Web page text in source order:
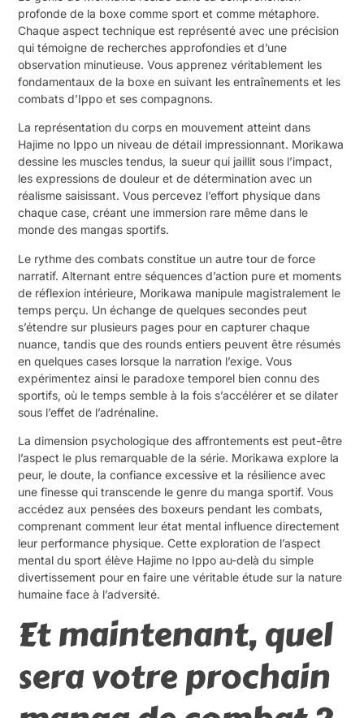
profonde de la boxe comme sport et comme métaphore.
Chaque aspect technique est représenté avec une précision
qui témoigne de recherches approfondies et d’une
observation minutieuse. Vous apprenez véritablement les
fondamentaux de la boxe en suivant les entraînements et les
combats d’Ippo et ses compagnons.
La représentation du corps en mouvement atteint dans
Hajime no Ippo un niveau de détail impressionnant. Morikawa
dessine les muscles tendus, la sueur qui jaillit sous l’impact,
les expressions de douleur et de détermination avec un
réalisme saisissant. Vous percevez l’effort physique dans
chaque case, créant une immersion rare même dans le
monde des mangas sportifs.
Le rythme des combats constitue un autre tour de force
narratif. Alternant entre séquences d’action pure et moments
de réflexion intérieure, Morikawa manipule magistralement le
temps perçu. Un échange de quelques secondes peut
s’étendre sur plusieurs pages pour en capturer chaque
nuance, tandis que des rounds entiers peuvent être résumés
en quelques cases lorsque la narration l’exige. Vous
expérimentez ainsi le paradoxe temporel bien connu des
sportifs, où le temps semble à la fois s’accélérer et se dilater
sous l’effet de l’adrénaline.
La dimension psychologique des affrontements est peut-être
l’aspect le plus remarquable de la série. Morikawa explore la
peur, le doute, la confiance excessive et la résilience avec
une finesse qui transcende le genre du manga sportif. Vous
accédez aux pensées des boxeurs pendant les combats,
comprenant comment leur état mental influence directement
leur performance physique. Cette exploration de l’aspect
mental du sport élève Hajime no Ippo au-delà du simple
divertissement pour en faire une véritable étude sur la nature
humaine face à l’adversité.
Et maintenant, quel
sera votre prochain